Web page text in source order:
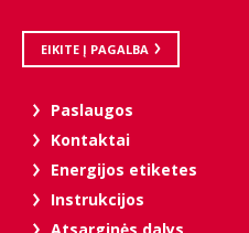
EIKITE Į PAGALBA
Paslaugos
Kontaktai
Energijos etiketes
Instrukcijos